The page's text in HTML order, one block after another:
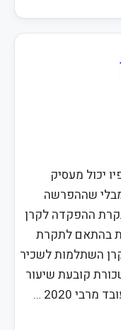
יכול מעסיק
שההפרשה
ההפקדה לקרן
בהתאם לתקרת
השתלמות לשכיר
קובעת שיעור
2020 …